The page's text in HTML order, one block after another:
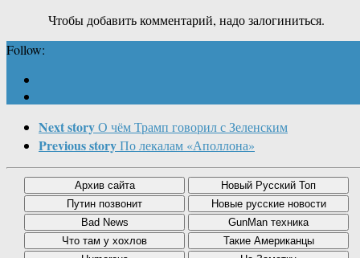
Чтобы добавить комментарий, надо залогиниться.
Follow:
Next storyО чём Трамп говорил с Зеленским
Previous storyПо лекалам «Аполлона»